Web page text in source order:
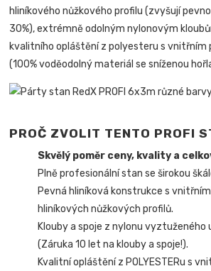
hliníkového nůžkového profilu (zvyšují
30%), extrémně odolným nylonovým
kvalitního opláštění z polyesteru s vnitřním
(100% voděodolný materiál se sníženou
PROČ ZVOLIT TENTO PROFI
Skvělý poměr ceny, kvality a
Plně profesionální stan se širokou
Pevná hliníková konstrukce s
hliníkových nůžkových profilů.
Klouby a spoje z nylonu vyztuženého
(Záruka 10 let na klouby a spoje!).
Kvalitní opláštění z POLYESTERu s